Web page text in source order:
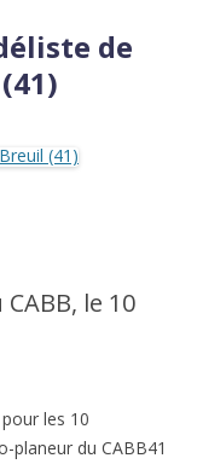
de
le 10
les 10
planeur du CABB41